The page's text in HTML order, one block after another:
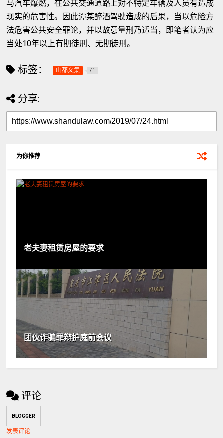
马汽车爆燃，在公共交通道路上对不特定车辆及人员有造成
现实的危害性。因此谭某醉酒驾驶造成的后果，当以危险方
法危害公共安全罪论，并以故意量刑乃适当，即笔者认为应
当处10年以上有期徒刑、无期徒刑。
标签： 山都文集 71
分享:
为你推荐
老夫妻租赁房屋的要求
团伙诈骗罪辩护庭前会议
评论
BLOGGER
发表评论